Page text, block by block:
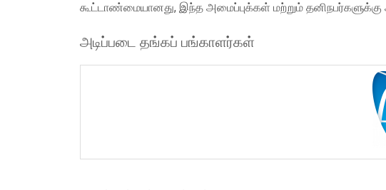
கூட்டாண்மையானது, இந்த அமைப்புக்கள் மற்றும் தனிநபர்களுக்கு
அடிப்படை தங்கப் பங்காளர்கள்